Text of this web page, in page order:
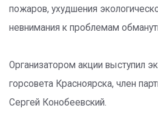
пожаров, ухудшения
невнимания к проблемам
Организатором акции выступил
горсовета Красноярска, член
Сергей Конобеевский.